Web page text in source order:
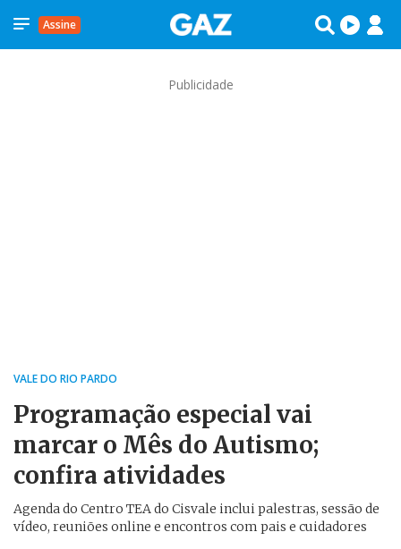
Assine
Publicidade
VALE DO RIO PARDO
Programação especial vai
marcar o Mês do Autismo;
confira atividades
Agenda do Centro TEA do Cisvale inclui palestras, sessão de
vídeo, reuniões online e encontros com pais e cuidadores